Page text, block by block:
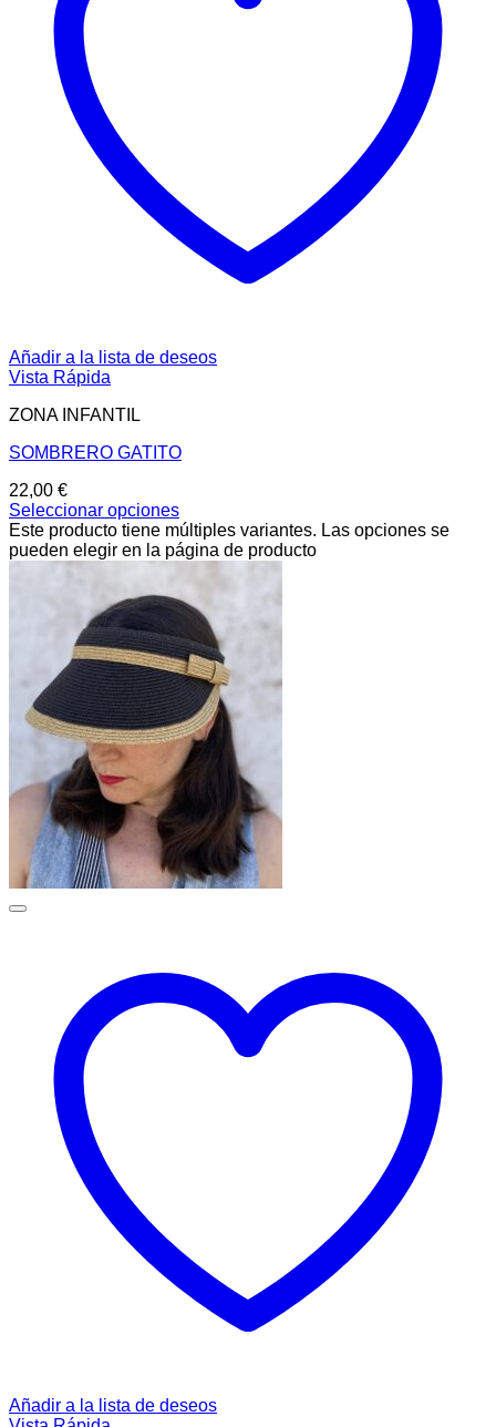
Añadir a la lista de deseos
Vista Rápida
ZONA INFANTIL
SOMBRERO GATITO
22,00 €
Seleccionar opciones
Este producto tiene múltiples variantes. Las opciones se
pueden elegir en la página de producto
Añadir a la lista de deseos